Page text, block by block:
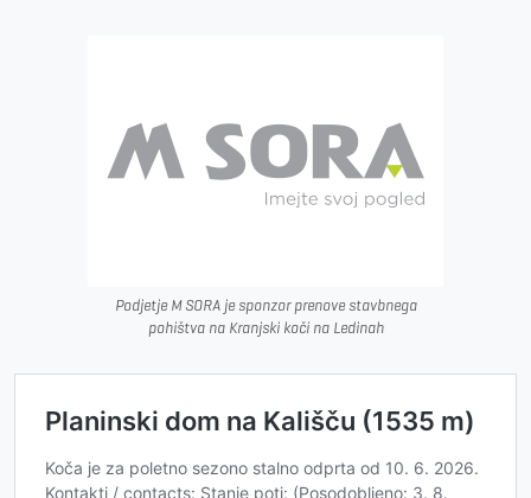
Podjetje M SORA je sponzor prenove stavbnega
pohištva na Kranjski koči na Ledinah